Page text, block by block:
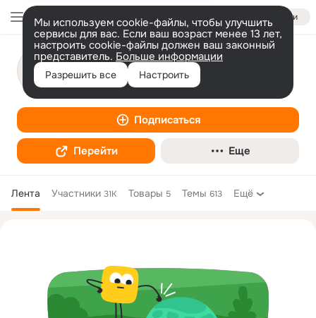
Войти
Мы используем cookie-файлы, чтобы улучшить
сервисы для вас. Если ваш возраст менее 13 лет,
настроить cookie-файлы должен ваш законный
представитель. Больше информации
Разрешить все Настроить
МНПК БИОТИКИ - фармацевтическая
компания
Лекарственный препарат
Подписаться
Перейти Еще
Лента Участники 31K Товары 5 Темы 613 Ещё